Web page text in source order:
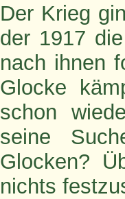
Der Krieg
der 1917
nach ihnen
Glocke
schon
seine
Glocken?
nichts